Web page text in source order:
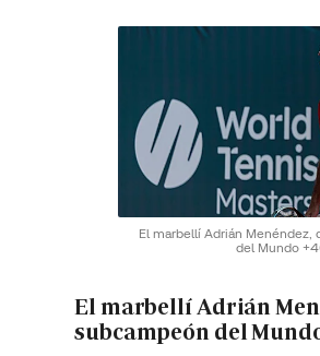
El marbellí Adrián
del Mundo
El marbellí Adrián
subcampeón del